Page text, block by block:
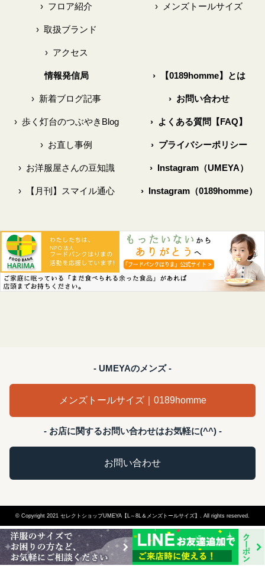
› フロア紹介
›取扱ブランド
›アクセス
› メンズトールサイズ
情報発信局
› 新着ブログ記事
›歩く灯台のつぶやきBlog
› お直し事例
›お洋服屋さんの豆知識
›【月刊】スマイル通心
›【0189homme】とは
›お問い合わせ
› よくある質問【FAQ】
›プライバシーポリシー
›Instagram（UMEYA）
›Instagram（0189homme）
- UMEYAのメンズ -
メンズトールサイズ｜0189homme
- お店に関するお問い合わせはお気軽に(^^) -
お問い合わせ
© Copyright 2021 セレクトショップUMEYA【L～8L＆メンズトールサイズ】. All rights reserved.